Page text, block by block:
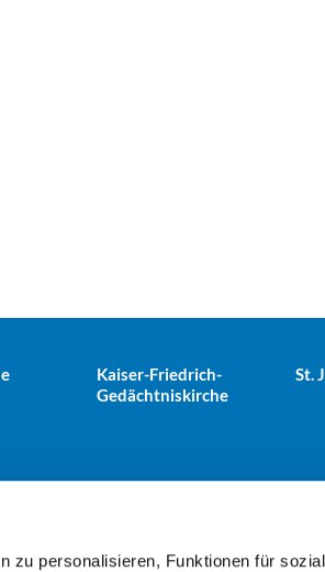
zu personalisieren, Funktionen für
Kaiser-Friedrich-
Gedächtniskirche
St.
25, 10559 Berlin+49303943498 